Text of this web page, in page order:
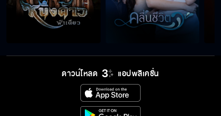
ดาวน์โหลด แอปพลิเคชั่น